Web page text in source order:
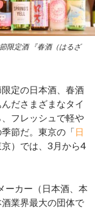
限定酒 『春酒（はるざ
定の日本酒、春酒
ださまざまなタイ
フレッシュで軽や
節だ。東京の「日
）では、3月から4
カー（日本酒、本
業界最大の団体で